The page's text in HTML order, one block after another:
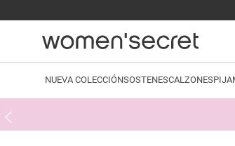
NUEVA COLECCIÓNSOSTENESCALZONES